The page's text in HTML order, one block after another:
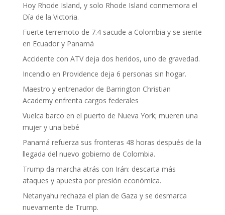
Hoy Rhode Island, y solo Rhode Island conmemora el
Día de la Victoria.
Fuerte terremoto de 7.4 sacude a Colombia y se siente
en Ecuador y Panamá
Accidente con ATV deja dos heridos, uno de gravedad.
Incendio en Providence deja 6 personas sin hogar.
Maestro y entrenador de Barrington Christian
Academy enfrenta cargos federales
Vuelca barco en el puerto de Nueva York; mueren una
mujer y una bebé
Panamá refuerza sus fronteras 48 horas después de la
llegada del nuevo gobierno de Colombia.
Trump da marcha atrás con Irán: descarta más
ataques y apuesta por presión económica.
Netanyahu rechaza el plan de Gaza y se desmarca
nuevamente de Trump.